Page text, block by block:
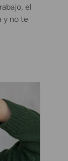
el
y no te